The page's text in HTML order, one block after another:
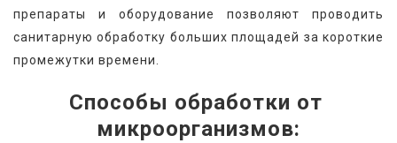
препараты и оборудование позволяют проводить
санитарную обработку больших площадей за короткие
промежутки времени.
Способы обработки от
микроорганизмов: